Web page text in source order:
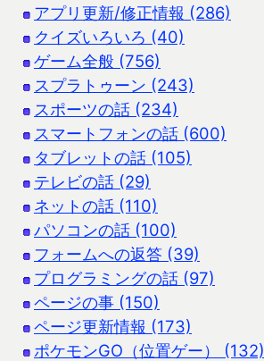
アプリ更新/修正情報 (286)
クイズいろいろ (40)
ゲーム全般 (756)
スプラトゥーン (243)
スポーツの話 (234)
スマートフォンの話 (600)
タブレットの話 (105)
テレビの話 (29)
ネットの話 (110)
パソコンの話 (100)
フォームへの返答 (39)
プログラミングの話 (97)
ページの事 (150)
ページ更新情報 (173)
ポケモンGO（位置ゲー） (132)